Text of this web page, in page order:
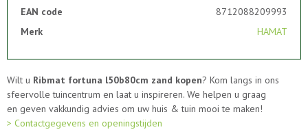
EAN code
8712088209993
Merk
HAMAT
Wilt u Ribmat fortuna l50b80cm zand kopen? Kom langs in ons
sfeervolle tuincentrum en laat u inspireren. We helpen u graag
en geven vakkundig advies om uw huis & tuin mooi te maken!
> Contactgegevens en openingstijden